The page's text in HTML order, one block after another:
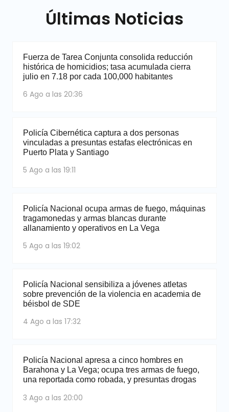
Últimas Noticias
Fuerza de Tarea Conjunta consolida reducción
histórica de homicidios; tasa acumulada cierra
julio en 7.18 por cada 100,000 habitantes
6 Ago a las 20:36
Policía Cibernética captura a dos personas
vinculadas a presuntas estafas electrónicas en
Puerto Plata y Santiago
5 Ago a las 19:11
Policía Nacional ocupa armas de fuego, máquinas
tragamonedas y armas blancas durante
allanamiento y operativos en La Vega
5 Ago a las 19:02
Policía Nacional sensibiliza a jóvenes atletas
sobre prevención de la violencia en academia de
béisbol de SDE
4 Ago a las 17:32
Policía Nacional apresa a cinco hombres en
Barahona y La Vega; ocupa tres armas de fuego,
una reportada como robada, y presuntas drogas
3 Ago a las 20:00